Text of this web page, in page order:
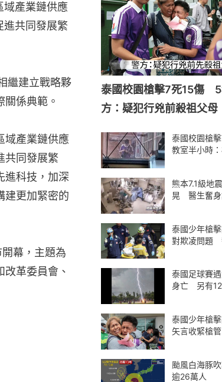
域產業鏈供應
進共同發展繁
繼建立戰略夥
係典範。
域產業鏈供應
共同發展繁
進科技，加深
建更加緊密的
幕，主題為
改革委員會、
泰國校園槍擊7死15傷
方：疑犯行兇前殺祖父母
泰國校園槍
教室半小時
熊本7.1級地
晃 醫生奮身
泰國少年槍
對欺凌問題
泰國足球賽
身亡 另有12
泰國少年槍
矢言收緊槍管
颱風白海豚
逾26萬人